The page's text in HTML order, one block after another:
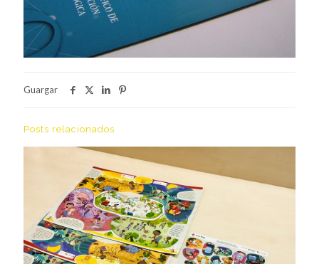
Guargar
Posts relacionados